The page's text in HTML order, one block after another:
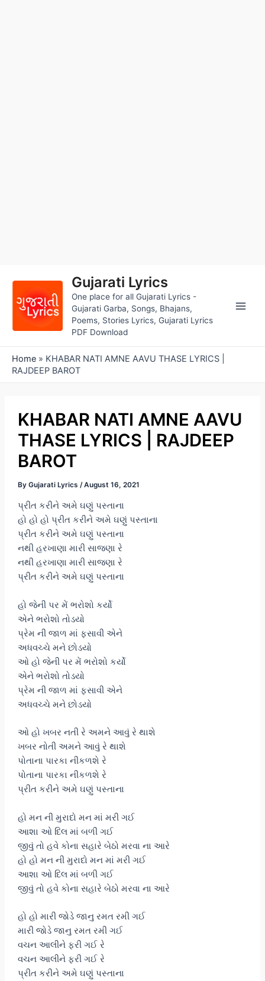
content
Gujarati Lyrics
One place for all Gujarati Lyrics -
Gujarati Garba, Songs, Bhajans,
Poems, Stories Lyrics, Gujarati Lyrics
PDF Download
Home » KHABAR NATI AMNE AAVU THASE LYRICS |
RAJDEEP BAROT
KHABAR NATI AMNE AAVU
THASE LYRICS | RAJDEEP
BAROT
By Gujarati Lyrics /August 16, 2021
પ્રીત કરીને અમે ઘણું પસ્તાના
હો હો હો પ્રીત કરીને અમે ઘણું પસ્તાના
પ્રીત કરીને અમે ઘણું પસ્તાના
નથી હરખાણા મારી સાજણા રે
નથી હરખાણા મારી સાજણા રે
પ્રીત કરીને અમે ઘણું પસ્તાના
હો જેની પર મેં ભરોશો કર્યો
એને ભરોશો તોડયો
પ્રેમ ની જાળ માં ફસાવી એને
અધવચ્ચે મને છોડયો
ઓ હો જેની પર મેં ભરોશો કર્યો
એને ભરોશો તોડયો
પ્રેમ ની જાળ માં ફસાવી એને
અધવચ્ચે મને છોડયો
ઓ હો ખબર નતી રે અમને આવું રે થાશે
ખબર નોતી અમને આવું રે થાશે
પોતાના પારકા નીકળશે રે
પોતાના પારકા નીકળશે રે
પ્રીત કરીને અમે ઘણું પસ્તાના
હો મન ની મુરાદો મન માં મરી ગઈ
આશા ઓ દિલ માં બળી ગઈ
જીવું તો હવે કોના સહારે બેઠો મરવા ના આરે
હો હો મન ની મુરાદો મન માં મરી ગઈ
આશા ઓ દિલ માં બળી ગઈ
જીવું તો હવે કોના સહારે બેઠો મરવા ના આરે
હો હો મારી જોડે જાનુ રમત રમી ગઈ
મારી જોડે જાનુ રમત રમી ગઈ
વચન આલીને ફરી ગઈ રે
વચન આલીને ફરી ગઈ રે
પ્રીત કરીને અમે ઘણું પસ્તાના